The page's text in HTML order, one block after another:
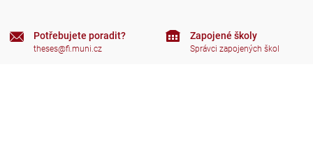
Potřebujete poradit?
theses@fi.muni.cz
Zapojené školy
Správci zapojených škol